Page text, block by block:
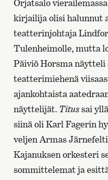
Orjatsalo
kirjailija olisi halunnut
teatterinjohtaja
Tulenheimolle, mutta
Päiviö Horsma
teatterimiehenä
ajankohtaista
näyttelijät. Titussai
siinä oli Karl Fagerin
veljen Armas
Kajanuksen orkesteri
sommittelemat ja